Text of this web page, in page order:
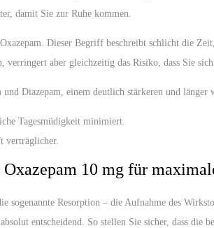
damit Sie zur Ruhe kommen.
Dieser Begriff beschreibt schlicht die
aber gleichzeitig das Risiko, dass Sie
Diazepam, einem deutlich stärkeren und länger
Tagesmüdigkeit minimiert.
verträglicher.
10 mg für
Resorption – die Aufnahme des
entscheidend. So stellen Sie sicher, dass